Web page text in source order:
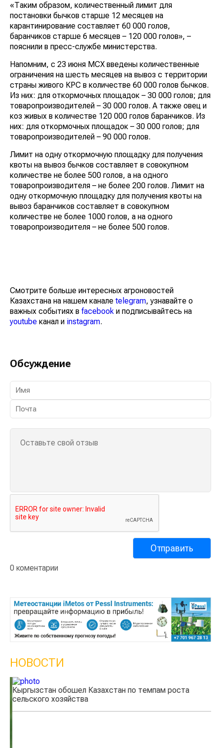
«Таким образом, количественный лимит для
постановки бычков старше 12 месяцев на
карантинирование составляет 60 000 голов,
баранчиков старше 6 месяцев – 120 000 голов», –
пояснили в пресс-службе министерства.
Напомним, с 23 июня МСХ введены количественные
ограничения на шесть месяцев на вывоз с территории
страны живого КРС в количестве 60 000 голов бычков.
Из них: для откормочных площадок – 30 000 голов; для
товаропроизводителей – 30 000 голов. А также овец и
коз живых в количестве 120 000 голов баранчиков. Из
них: для откормочных площадок – 30 000 голов; для
товаропроизводителей – 90 000 голов.
Лимит на одну откормочную площадку для получения
квоты на вывоз бычков составляет в совокупном
количестве не более 500 голов, а на одного
товаропроизводителя – не более 200 голов. Лимит на
одну откормочную площадку для получения квоты на
вывоз баранчиков составляет в совокупном
количестве не более 1000 голов, а на одного
товаропроизводителя – не более 500 голов.
Смотрите больше интересных агроновостей
Казахстана на нашем канале telegram, узнавайте о
важных событиях в facebook и подписывайтесь на
youtube канал и instagram.
Обсуждение
0 коментарии
НОВОСТИ
Кыргызстан обошел Казахстан по темпам роста
сельского хозяйства